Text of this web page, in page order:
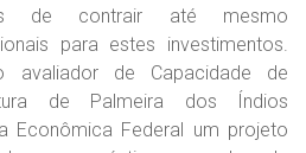
de contrair até mesmo
para estes investimentos.
de Capacidade de
de Palmeira dos Índios
Econômica Federal um projeto